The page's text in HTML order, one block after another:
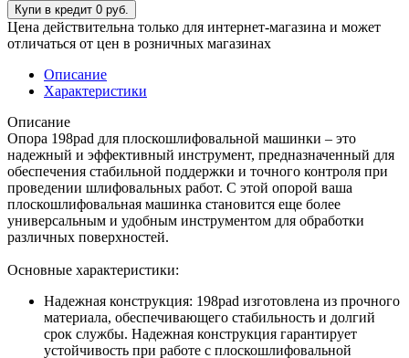
Цена действительна только для интернет-магазина и может
отличаться от цен в розничных магазинах
Описание
Характеристики
Описание
Опора 198pad для плоскошлифовальной машинки – это
надежный и эффективный инструмент, предназначенный для
обеспечения стабильной поддержки и точного контроля при
проведении шлифовальных работ. С этой опорой ваша
плоскошлифовальная машинка становится еще более
универсальным и удобным инструментом для обработки
различных поверхностей.
Основные характеристики:
Надежная конструкция: 198pad изготовлена из прочного
материала, обеспечивающего стабильность и долгий
срок службы. Надежная конструкция гарантирует
устойчивость при работе с плоскошлифовальной